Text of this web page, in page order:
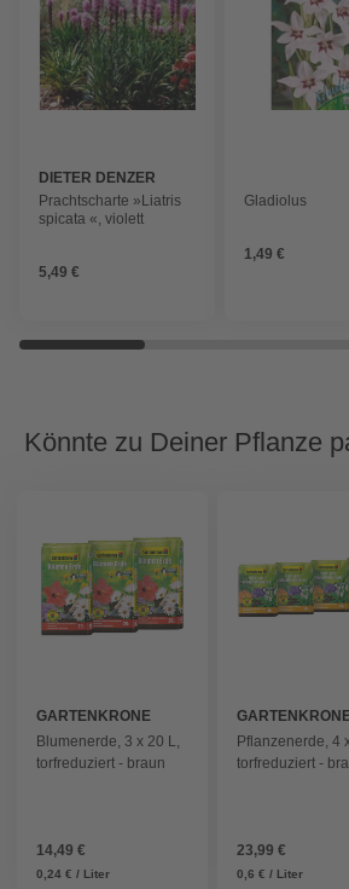
DIETER DENZER
GARTENBAU
Prachtscharte »Liatris
spicata «, violett
5,49 €
Gladiolus
1,49 €
Könnte zu Deiner Pflanze
GARTENKRONE
Blumenerde, 3 x 20 L,
torfreduziert - braun
14,49 €
0,24 € / Liter
GARTENKRONE
Pflanzenerde, 4 x
torfreduziert -
23,99 €
0,6 € / Liter